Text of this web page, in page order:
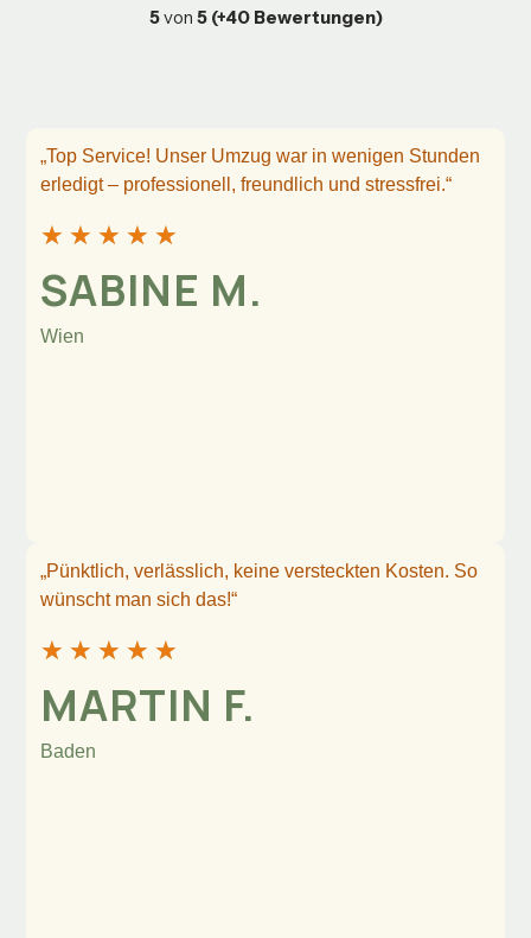
5von 5 (+40 Bewertungen)
„Top Service! Unser Umzug war in wenigen Stunden
erledigt – professionell, freundlich und stressfrei.“
★ ★ ★ ★ ★
SABINE M.
Wien
„Pünktlich, verlässlich, keine versteckten Kosten. So
wünscht man sich das!“
★ ★ ★ ★ ★
MARTIN F.
Baden